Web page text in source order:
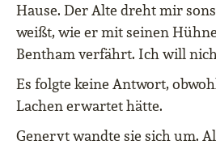
Hause. Der Alte dreht mir
weißt, wie er mit seinen
Bentham verfährt. Ich will
Es folgte keine Antwort,
Lachen erwartet hätte.
Genervt wandte sie sich um.